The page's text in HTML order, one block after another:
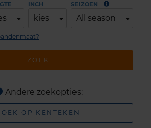
INCH
kies
SEIZOEN
All season
ZOEK
Andere zoekopties:
OP KENTEKEN